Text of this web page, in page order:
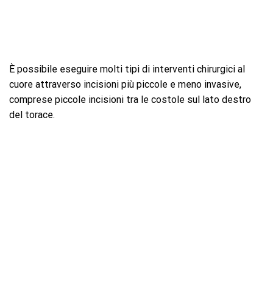
È possibile eseguire molti tipi di interventi chirurgici al
cuore attraverso incisioni più piccole e meno invasive,
comprese piccole incisioni tra le costole sul lato destro
del torace.